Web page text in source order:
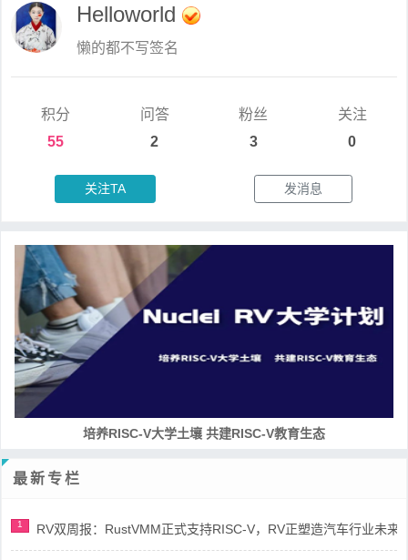
Helloworld
懒的都不写签名
积分
55
问答
2
粉丝
3
关注
0
关注TA 发消息
培养RISC-V大学土壤 共建RISC-V教育生态
最新专栏
1 RV双周报：RustVMM正式支持RISC-V，RV正塑造汽车行业未来